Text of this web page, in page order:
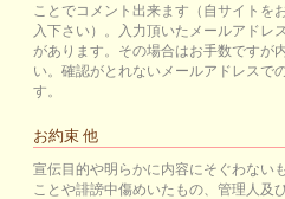
ことでコメント出来ます（自サイトを
入下さい）。入力頂いたメールアドレ
があります。その場合はお手数ですが
い。確認がとれないメールアドレスで
す。
お約束 他
宣伝目的や明らかに内容にそぐわない
ことや誹謗中傷めいたもの、管理人及